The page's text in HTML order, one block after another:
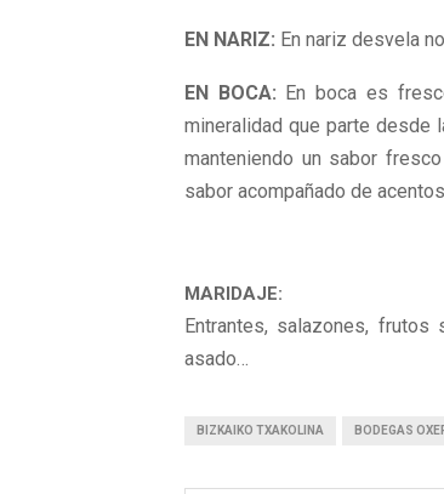
EN NARIZ: En nariz desvela
EN BOCA: En boca es
mineralidad que parte desde
manteniendo un sabor
sabor acompañado de
MARIDAJE:
Entrantes, salazones, frutos
asado…
BIZKAIKO TXAKOLINA BODEGAS